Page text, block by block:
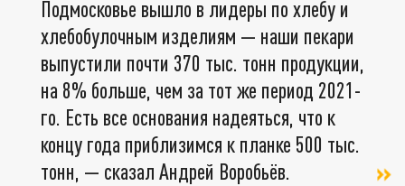
Подмосковье вышло в лидеры по хлебу и
хлебобулочным изделиям — наши пекари
выпустили почти 370 тыс. тонн продукции,
на 8% больше, чем за тот же период 2021-
го. Есть все основания надеяться, что к
концу года приблизимся к планке 500 тыс.
тонн, — сказал Андрей Воробьёв.